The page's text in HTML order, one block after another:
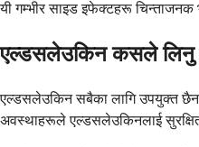
यी गम्भीर साइड इफेक्टहरू चिन्ताजनक
एल्डसलेउकिन कसले लिनु
एल्डसलेउकिन सबैका लागि उपयुक्त छैन,
अवस्थाहरूले एल्डसलेउकिनलाई